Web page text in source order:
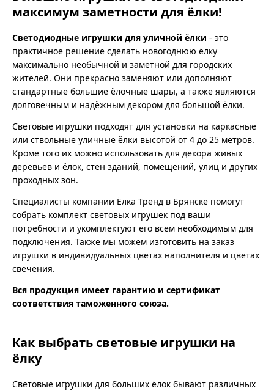
максимум заметности для ёлки!
Светодиодные игрушки для уличной ёлки - это
практичное решение сделать новогоднюю ёлку
максимально необычной и заметной для городских
жителей. Они прекрасно заменяют или дополняют
стандартные большие ёлочные шары, а также являются
долговечным и надёжным декором для большой ёлки.
Световые игрушки подходят для установки на каркасные
или ствольные уличные ёлки высотой от 4 до 25 метров.
Кроме того их можно использовать для декора живых
деревьев и ёлок, стен зданий, помещений, улиц и других
проходных зон.
Специалисты компании Ёлка Тренд в Брянске помогут
собрать комплект световых игрушек под ваши
потребности и укомплектуют его всем необходимым для
подключения. Также мы можем изготовить на заказ
игрушки в индивидуальных цветах наполнителя и цветах
свечения.
Вся продукция имеет гарантию и сертификат
соответствия таможенного союза.
Как выбрать световые игрушки на
ёлку
Световые игрушки для больших ёлок бывают различных